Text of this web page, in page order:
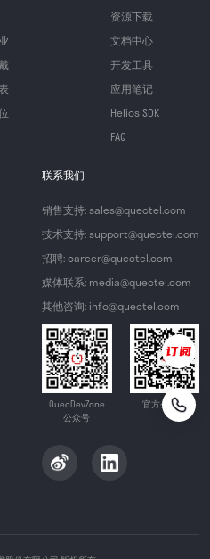
资源下载
文档中心
开发工具
应用笔记
Helios SDK
FAQ
联系我们
销售支持: sales@quectel.com
技术支持: support@quectel.com
招聘: career@quectel.com
媒体联系: media@quectel.com
其他咨询: info@quectel.com
QuecDevZone
公众号
官方公众号